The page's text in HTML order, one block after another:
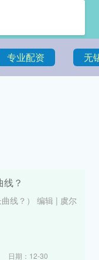
专业配资 无
？
线？） 编辑 | 虞尔
日期：12-30